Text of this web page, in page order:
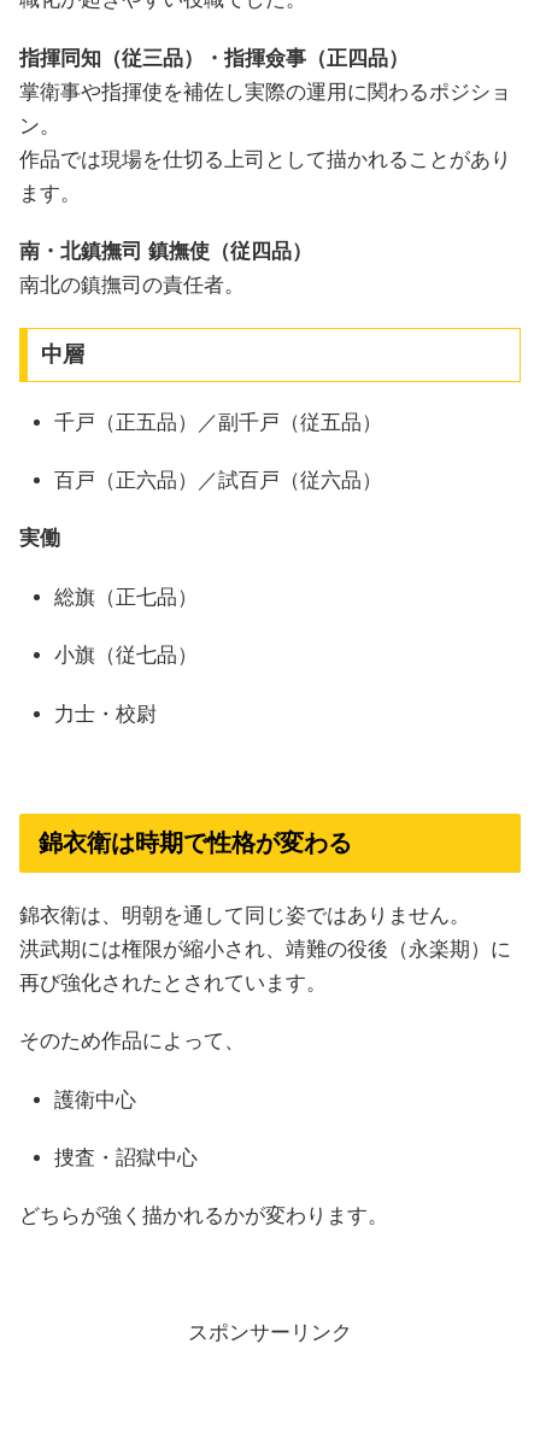
指揮同知（従三品）・指揮僉事（正四品）
掌衛事や指揮使を補佐し実際の運用に関わるポジショ
ン。
作品では現場を仕切る上司として描かれることがあり
ます。
南・北鎮撫司 鎮撫使（従四品）
南北の鎮撫司の責任者。
中層
千戸（正五品）／副千戸（従五品）
百戸（正六品）／試百戸（従六品）
実働
総旗（正七品）
小旗（従七品）
力士・校尉
錦衣衛は時期で性格が変わる
錦衣衛は、明朝を通して同じ姿ではありません。
洪武期には権限が縮小され、靖難の役後（永楽期）に
再び強化されたとされています。
そのため作品によって、
護衛中心
捜査・詔獄中心
どちらが強く描かれるかが変わります。
スポンサーリンク